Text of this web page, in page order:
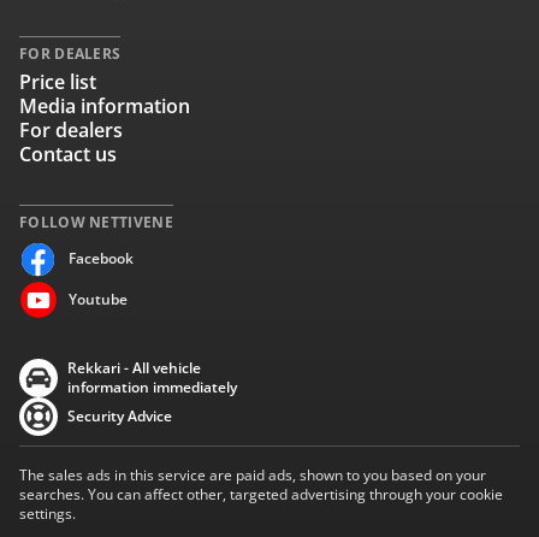
FOLLOW NETTIVENE
Facebook
Youtube
FOR DEALERS
Price list
Media information
For dealers
Contact us
Rekkari - All vehicle
information immediately
Security Advice
The sales ads in this service are paid ads, shown to you based on your
searches. You can affect other, targeted advertising through your cookie
settings.